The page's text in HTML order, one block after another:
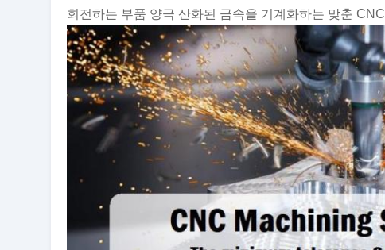
회전하는 부품 양극 산화된 금속을 기계화하는 맞춘 CNC